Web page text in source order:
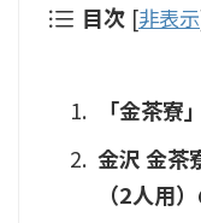
目次 [非表示
「金茶寮
金沢 金茶
（2人用